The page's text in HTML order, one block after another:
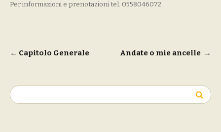
Per informazioni e prenotazioni tel. 0558046072
Navigazione
← Capitolo Generale Andate o mie ancelle →
Ricerca
per: